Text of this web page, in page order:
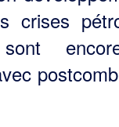
crises
sont